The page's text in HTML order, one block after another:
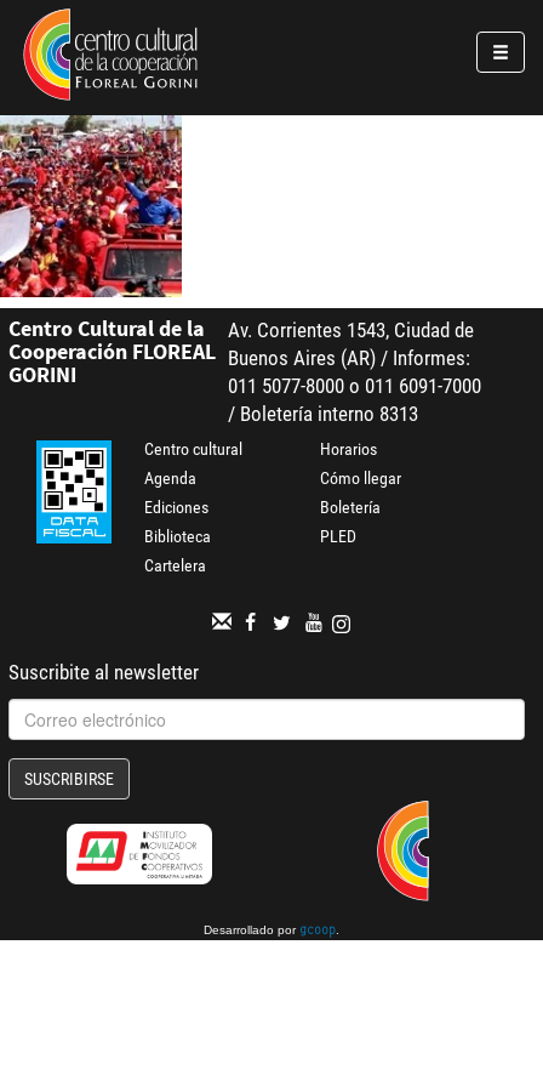
Pasar al contenido principal
Jump to main content
Centro Cultural de la
Cooperación FLOREAL
GORINI
Av. Corrientes 1543, Ciudad de
Buenos Aires (AR) / Informes:
011 5077-8000 o 011 6091-7000
/ Boletería interno 8313
Centro cultural
Agenda
Ediciones
Biblioteca
Cartelera
Horarios
Cómo llegar
Boletería
PLED
Suscribite al newsletter
SUSCRIBIRSE
Desarrollado por gcoop.